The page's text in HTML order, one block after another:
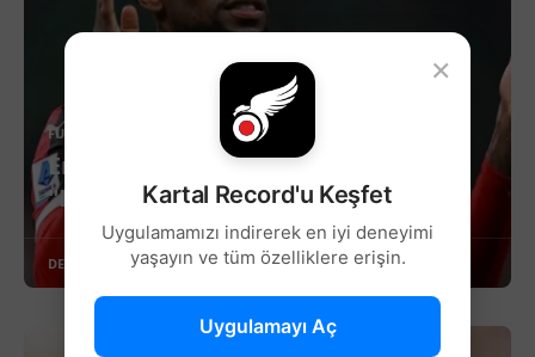
FUTBOL
Emerson Royal'in Menajeri:
"Beşiktaş'la Anlaşmaya Vardık!"
DEVAMINI OKU
×
Kartal Record'u Keşfet
Uygulamamızı indirerek en iyi deneyimi
yaşayın ve tüm özelliklere erişin.
Uygulamayı Aç